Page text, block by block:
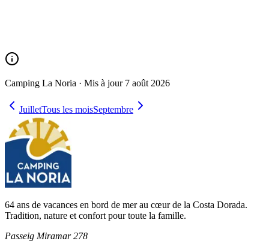
Camping La Noria · Mis à jour 7 août 2026
JuilletTous les moisSeptembre
64 ans de vacances en bord de mer au cœur de la Costa Dorada.
Tradition, nature et confort pour toute la famille.
Passeig Miramar 278